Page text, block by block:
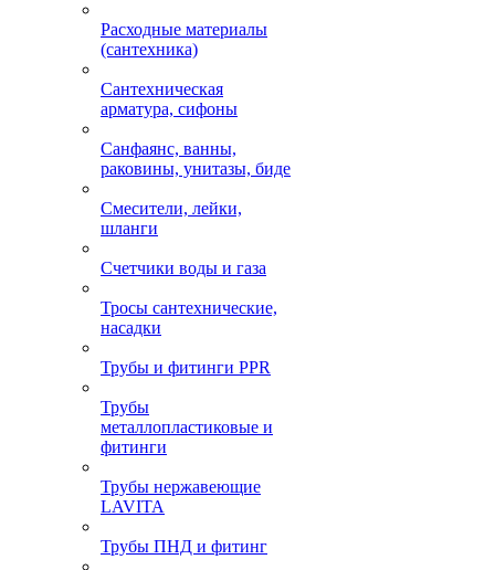
Расходные материалы
(сантехника)
Сантехническая
арматура, сифоны
Санфаянс, ванны,
раковины, унитазы, биде
Смесители, лейки,
шланги
Счетчики воды и газа
Тросы сантехнические,
насадки
Трубы и фитинги PPR
Трубы
металлопластиковые и
фитинги
Трубы нержавеющие
LAVITA
Трубы ПНД и фитинг